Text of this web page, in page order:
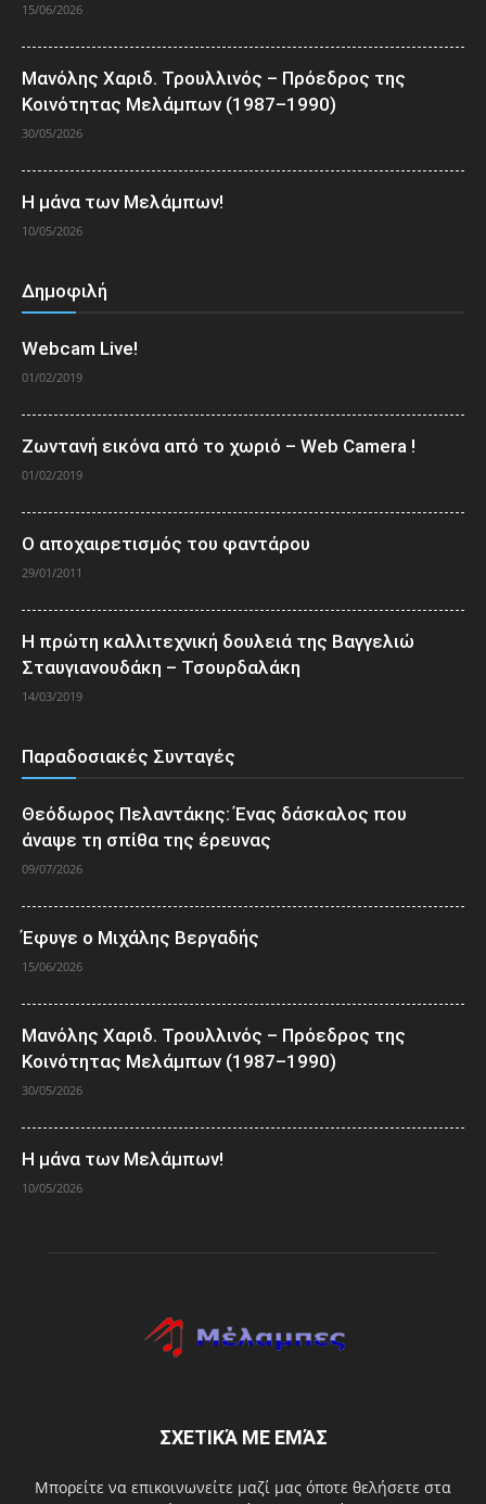
15/06/2026
Μανόλης Χαριδ. Τρουλλινός – Πρόεδρος της
Κοινότητας Μελάμπων (1987–1990)
30/05/2026
Η μάνα των Μελάμπων!
10/05/2026
Δημοφιλή
Webcam Live!
01/02/2019
Ζωντανή εικόνα από το χωριό – Web Camera !
01/02/2019
Ο αποχαιρετισμός του φαντάρου
29/01/2011
Η πρώτη καλλιτεχνική δουλειά της Βαγγελιώ
Σταυγιανουδάκη – Τσουρδαλάκη
14/03/2019
Παραδοσιακές Συνταγές
Θεόδωρος Πελαντάκης: Ένας δάσκαλος που
άναψε τη σπίθα της έρευνας
09/07/2026
Έφυγε ο Μιχάλης Βεργαδής
15/06/2026
Μανόλης Χαριδ. Τρουλλινός – Πρόεδρος της
Κοινότητας Μελάμπων (1987–1990)
30/05/2026
Η μάνα των Μελάμπων!
10/05/2026
ΣΧΕΤΙΚΆ ΜΕ ΕΜΆΣ
Μπορείτε να επικοινωνείτε μαζί μας όποτε θελήσετε στα